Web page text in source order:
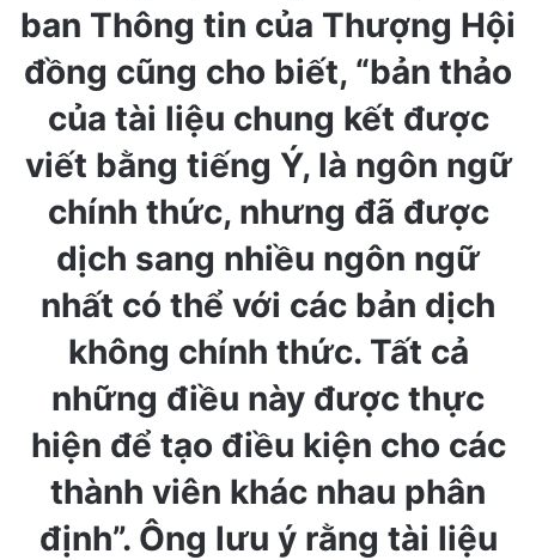
ban Thông tin của Thượng Hội
đồng cũng cho biết, “bản thảo
của tài liệu chung kết được
viết bằng tiếng Ý, là ngôn ngữ
chính thức, nhưng đã được
dịch sang nhiều ngôn ngữ
nhất có thể với các bản dịch
không chính thức. Tất cả
những điều này được thực
hiện để tạo điều kiện cho các
thành viên khác nhau phân
định”. Ông lưu ý rằng tài liệu